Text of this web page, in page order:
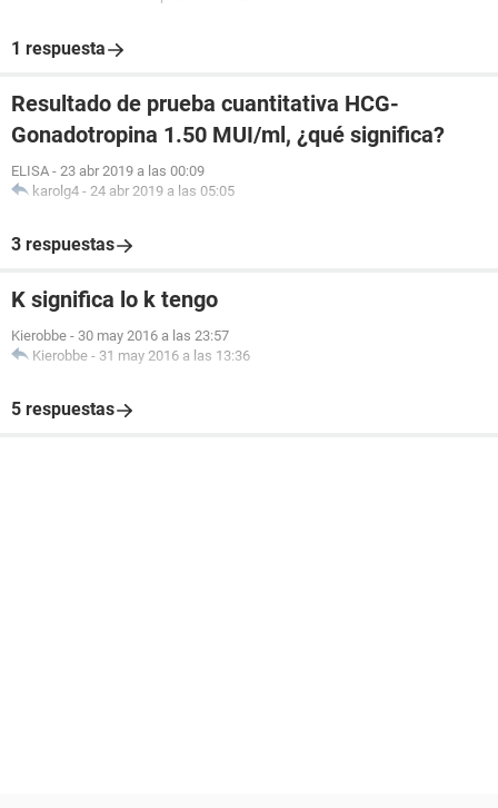
1 respuesta
Resultado de prueba cuantitativa HCG-
Gonadotropina 1.50 MUI/ml, ¿qué significa?
ELISA - 23 abr 2019 a las 00:09
karolg4 - 24 abr 2019 a las 05:05
3 respuestas
K significa lo k tengo
Kierobbe - 30 may 2016 a las 23:57
Kierobbe - 31 may 2016 a las 13:36
5 respuestas